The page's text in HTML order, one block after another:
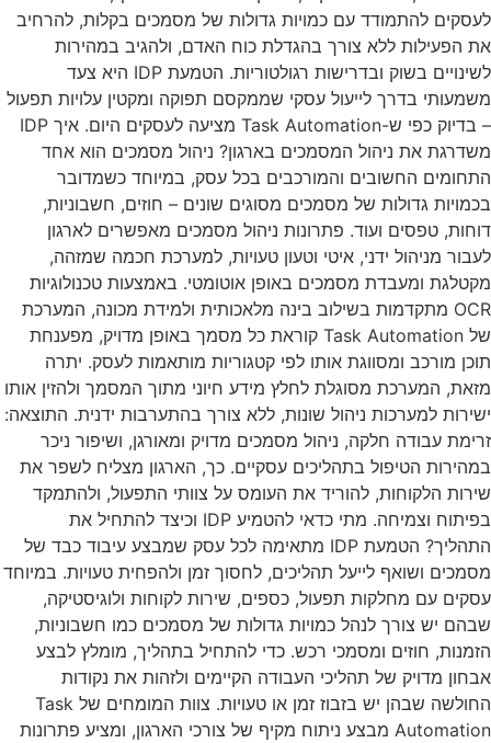
לעסקים להתמודד עם כמויות גדולות של מסמכים בקלות, להרחיב
את הפעילות ללא צורך בהגדלת כוח האדם, ולהגיב במהירות
לשינויים בשוק ובדרישות רגולטוריות. הטמעת IDP היא צעד
משמעותי בדרך לייעול עסקי שממקסם תפוקה ומקטין עלויות תפעול
– בדיוק כפי ש-Task Automation מציעה לעסקים היום. איך IDP
משדרגת את ניהול המסמכים בארגון? ניהול מסמכים הוא אחד
התחומים החשובים והמורכבים בכל עסק, במיוחד כשמדובר
בכמויות גדולות של מסמכים מסוגים שונים – חוזים, חשבוניות,
דוחות, טפסים ועוד. פתרונות ניהול מסמכים מאפשרים לארגון
לעבור מניהול ידני, איטי וטעון טעויות, למערכת חכמה שמזהה,
מקטלגת ומעבדת מסמכים באופן אוטומטי. באמצעות טכנולוגיות
OCR מתקדמות בשילוב בינה מלאכותית ולמידת מכונה, המערכת
של Task Automation קוראת כל מסמך באופן מדויק, מפענחת
תוכן מורכב ומסווגת אותו לפי קטגוריות מותאמות לעסק. יתרה
מזאת, המערכת מסוגלת לחלץ מידע חיוני מתוך המסמך ולהזין אותו
ישירות למערכות ניהול שונות, ללא צורך בהתערבות ידנית. התוצאה:
זרימת עבודה חלקה, ניהול מסמכים מדויק ומאורגן, ושיפור ניכר
במהירות הטיפול בתהליכים עסקיים. כך, הארגון מצליח לשפר את
שירות הלקוחות, להוריד את העומס על צוותי התפעול, ולהתמקד
בפיתוח וצמיחה. מתי כדאי להטמיע IDP וכיצד להתחיל את
התהליך? הטמעת IDP מתאימה לכל עסק שמבצע עיבוד כבד של
מסמכים ושואף לייעל תהליכים, לחסוך זמן ולהפחית טעויות. במיוחד
עסקים עם מחלקות תפעול, כספים, שירות לקוחות ולוגיסטיקה,
שבהם יש צורך לנהל כמויות גדולות של מסמכים כמו חשבוניות,
הזמנות, חוזים ומסמכי רכש. כדי להתחיל בתהליך, מומלץ לבצע
אבחון מדויק של תהליכי העבודה הקיימים ולזהות את נקודות
החולשה שבהן יש בזבוז זמן או טעויות. צוות המומחים של Task
Automation מבצע ניתוח מקיף של צורכי הארגון, ומציע פתרונות